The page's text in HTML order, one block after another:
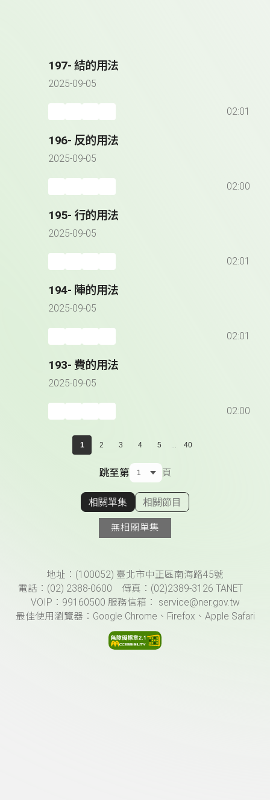
197- 結的用法
2025-09-05
02:01
196- 反的用法
2025-09-05
02:00
195- 行的用法
2025-09-05
02:01
194- 陣的用法
2025-09-05
02:01
193- 費的用法
2025-09-05
02:00
1 2 3 4 5 ... 40
跳至第 頁
顯示相關單集
相關單集 相關節目
無相關單集
頁尾資訊地址：(100052) 臺北市中正區南海路45號
電話：(02) 2388-0600 傳真：(02)2389-3126 TANET
VOIP：99160500 服務信箱： service@ner.gov.tw
最佳使用瀏覽器：Google Chrome、Firefox、Apple Safari